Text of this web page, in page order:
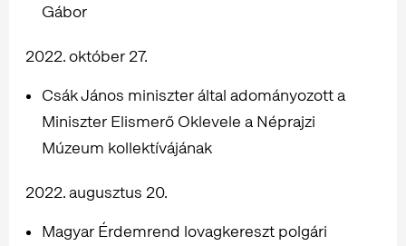
Gábor
2022. október 27.
Csák János miniszter által adományozott a
Miniszter Elismerő Oklevele a Néprajzi
Múzeum kollektívájának
2022. augusztus 20.
Magyar Érdemrend lovagkereszt polgári